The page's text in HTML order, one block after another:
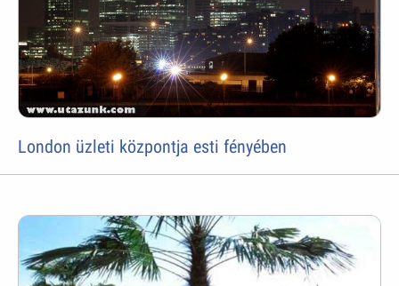
London üzleti központja esti fényében